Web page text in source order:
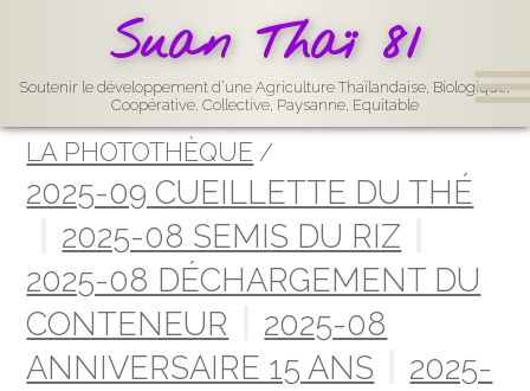
Suan Thaï 81
Soutenir le développement d’une Agriculture Thaïlandaise, Biologique,
Coopérative, Collective, Paysanne, Equitable
LA PHOTOTHÈQUE
2025-09 CUEILLETTE DU THÉ
2025-08 SEMIS DU RIZ
2025-08 DÉCHARGEMENT DU
CONTENEUR
2025-08
ANNIVERSAIRE 15 ANS
2025-